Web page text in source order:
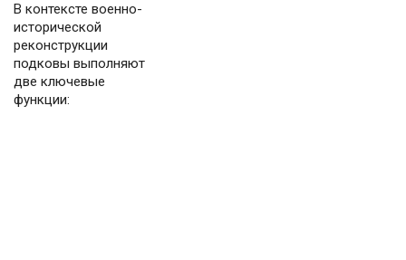
В контексте военно-
исторической
реконструкции
подковы выполняют
две ключевые
функции: